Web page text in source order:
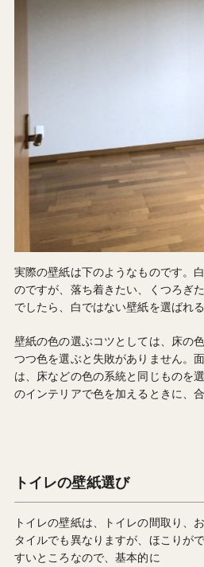
実際の壁紙は下のようなものです。
のですが、落ち着きたい、くつろぎ
でしたら、白ではない壁紙を選ばれ
壁紙の色の選ぶコツとしては、床の
つつ色を選ぶと失敗がありません。
は、床などの色の系統と同じものを
のインテリアで色を加えるときに、
トイレの壁紙選び
トイレの壁紙は、トイレの間取り、
タイルでも異なりますが、ほこりが
すいところなので、基本的に